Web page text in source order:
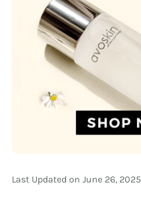
Last Updated on June 26, 2025